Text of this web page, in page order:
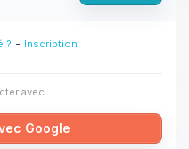
? - Inscription
avec
Google